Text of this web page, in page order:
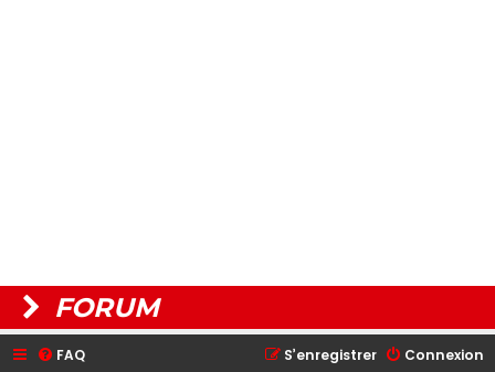
FORUM
FAQ Connexion
S’enregistrer